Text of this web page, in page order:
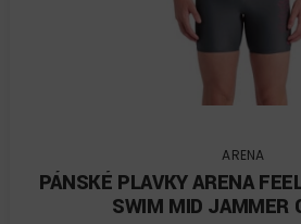
ARENA
PÁNSKÉ PLAVKY ARENA
SWIM MID JAMMER